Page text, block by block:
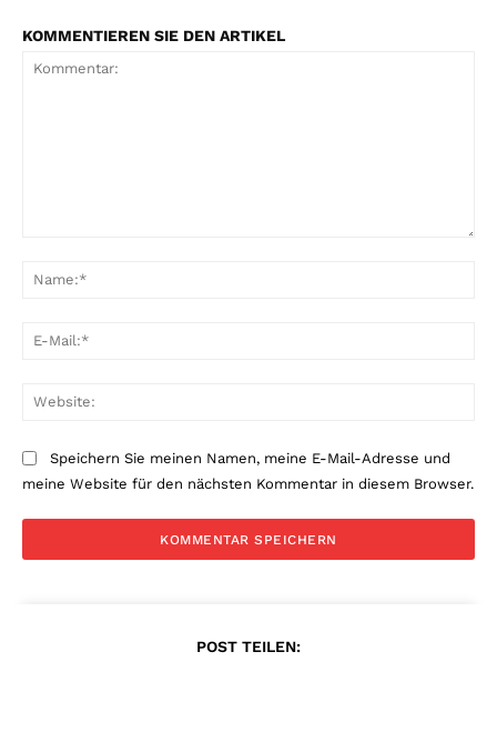
KOMMENTIEREN SIE DEN ARTIKEL
Speichern Sie meinen Namen, meine E-Mail-Adresse und
meine Website für den nächsten Kommentar in diesem Browser.
POST TEILEN: